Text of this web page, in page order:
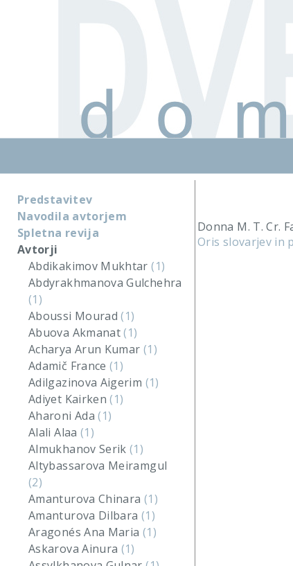
Predstavitev
Navodila avtorjem
Spletna revija
Avtorji
Abdikakimov Mukhtar(1)
Abdyrakhmanova Gulchehra
(1)
Aboussi Mourad(1)
Abuova Akmanat(1)
Acharya Arun Kumar (1)
Adamič France(1)
Adilgazinova Aigerim (1)
Adiyet Kairken(1)
Aharoni Ada(1)
Alali Alaa (1)
Almukhanov Serik(1)
Altybassarova Meiramgul
(2)
Amanturova Chinara (1)
Amanturova Dilbara (1)
Aragonés Ana Maria (1)
Askarova Ainura (1)
Donna M. T. Cr.
Oris slovarjev in